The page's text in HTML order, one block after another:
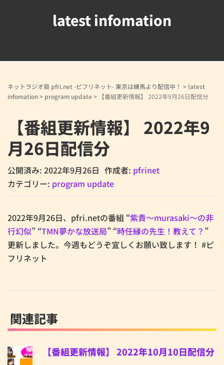
latest infomation
ネットラジオ局 pfri.net -ピフリネット- 東京は練馬より配信中！ > latest
infomation> program update> 【番組更新情報】 2022年9月26日配信分
【番組更新情報】 2022年9
月26日配信分
公開済み: 2022年9月26日 作成者: pfrinet
カテゴリー: program update
2022年9月26日、pfri.netの番組 “紫貴～murasaki～の非
行幻似” “TMN夢かな放送局” “時任縁の先生！教えて？ ”
更新しました。今週もどうぞ宜しくお願い致します！ #ピ
フリネット
関連記事
【番組更新情報】 2022年10月10日配信分